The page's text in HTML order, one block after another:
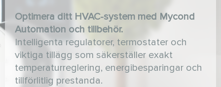
Optimera ditt HVAC-system med Mycond
Automation och tillbehör.
Intelligenta regulatorer, termostater och
viktiga tillägg som säkerställer exakt
temperaturreglering, energibesparingar och
tillförlitlig prestanda.